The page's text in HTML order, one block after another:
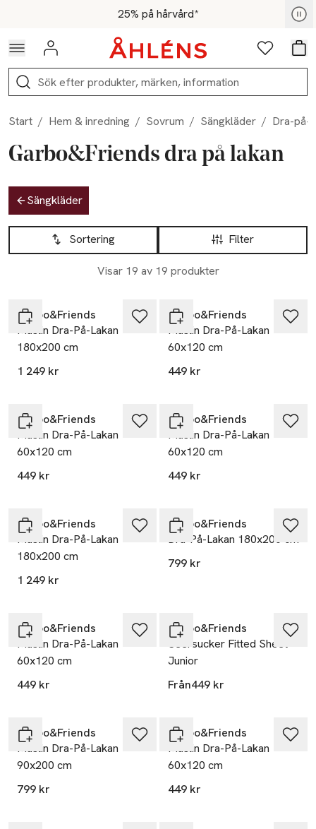
Hoppa till navigationsmenyn25% på hårvård*
För medlemmar - Shoppa nu
Logga in Favoriter
Sök
Start / Hem & inredning / Sovrum / Sängkläder / Dra-på-
Garbo&Friends dra på lakan
Hoppa till produktsidan
Sängkläder
Hoppa till produktsidan
Filter
Sortering
Visar 19 av 19 produkter
Lista över produkter
Garbo&Friends
Muslin Dra-På-Lakan
180x200 cm
1 249 kr
Garbo&Friends
Muslin Dra-På-Lakan
60x120 cm
449 kr
Garbo&Friends
Muslin Dra-På-Lakan
60x120 cm
449 kr
Garbo&Friends
Muslin Dra-På-Lakan
60x120 cm
449 kr
Garbo&Friends
Muslin Dra-På-Lakan
180x200 cm
1 249 kr
Garbo&Friends
Dra-På-Lakan 180x200 cm
799 kr
Garbo&Friends
Muslin Dra-På-Lakan
60x120 cm
449 kr
Garbo&Friends
Seersucker Fitted Sheet
Junior
Från449 kr
Garbo&Friends
Muslin Dra-På-Lakan
90x200 cm
799 kr
Garbo&Friends
Muslin Dra-På-Lakan
60x120 cm
449 kr